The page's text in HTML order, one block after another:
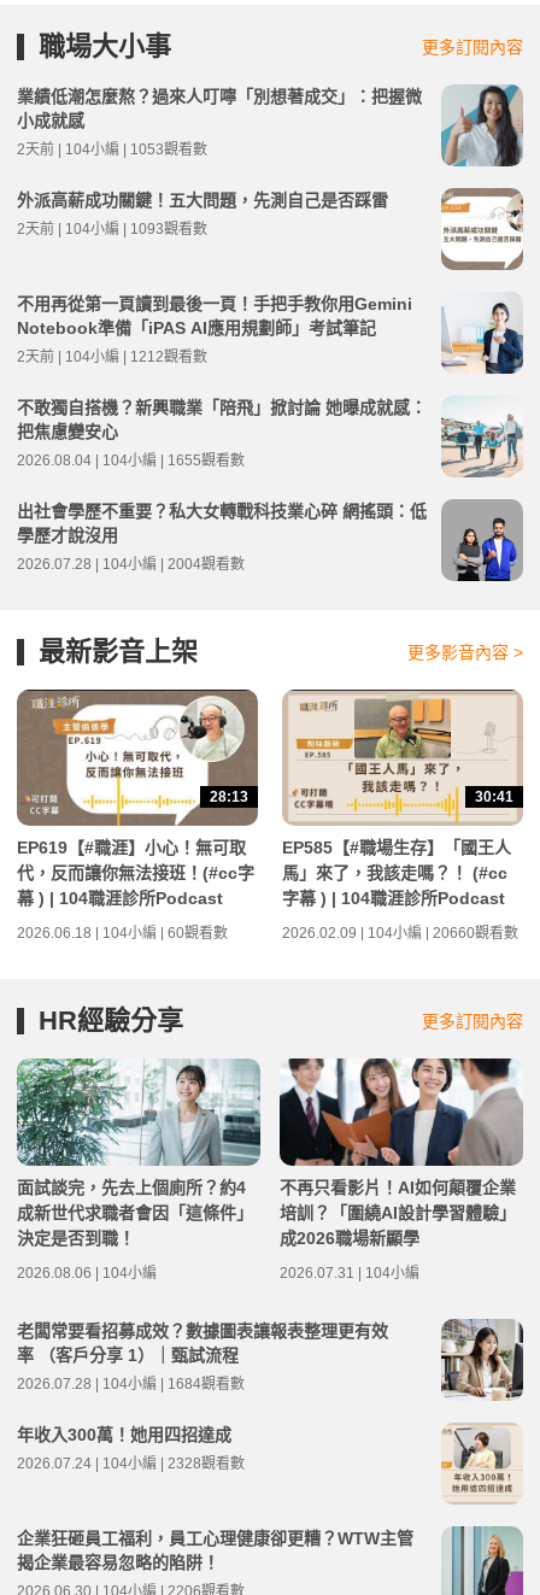
職場大小事 更多訂閱內容
業績低潮怎麼熬？過來人叮嚀「別想著成交」：把握微
小成就感
2天前 | 104小編 | 1053觀看數
外派高薪成功關鍵！五大問題，先測自己是否踩雷
2天前 | 104小編 | 1093觀看數
不用再從第一頁讀到最後一頁！手把手教你用Gemini
Notebook準備「iPAS AI應用規劃師」考試筆記
2天前 | 104小編 | 1212觀看數
不敢獨自搭機？新興職業「陪飛」掀討論 她曝成就感：
把焦慮變安心
2026.08.04 | 104小編 | 1655觀看數
出社會學歷不重要？私大女轉戰科技業心碎 網搖頭：低
學歷才說沒用
2026.07.28 | 104小編 | 2004觀看數
最新影音上架 更多影音內容 >
28:13
EP619【#職涯】小心！無可取
代，反而讓你無法接班！(#cc字
幕 ) | 104職涯診所Podcast
2026.06.18 | 104小編 | 60觀看數
30:41
EP585【#職場生存】「國王人
馬」來了，我該走嗎？！ (#cc
字幕 ) | 104職涯診所Podcast
2026.02.09 | 104小編 | 20660觀看數
HR經驗分享 更多訂閱內容
面試談完，先去上個廁所？約4
成新世代求職者會因「這條件」
決定是否到職！
2026.08.06 | 104小編
不再只看影片！AI如何顛覆企業
培訓？「圍繞AI設計學習體驗」
成2026職場新顯學
2026.07.31 | 104小編
老闆常要看招募成效？數據圖表讓報表整理更有效
率 （客戶分享 1）｜甄試流程
2026.07.28 | 104小編 | 1684觀看數
年收入300萬！她用四招達成
2026.07.24 | 104小編 | 2328觀看數
企業狂砸員工福利，員工心理健康卻更糟？WTW主管
揭企業最容易忽略的陷阱！